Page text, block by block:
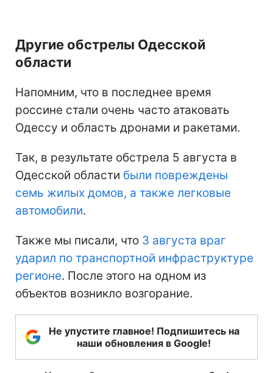
Другие обстрелы Одесской
области
Напомним, что в последнее время
россине стали очень часто атаковать
Одессу и область дронами и ракетами.
Так, в результате обстрела 5 августа в
Одесской области были повреждены
семь жилых домов, а также легковые
автомобили.
Также мы писали, что 3 августа враг
ударил по транспортной инфраструктуре
регионе. После этого на одном из
объектов возникло возгорание.
Не упустите главное! Подпишитесь на
наши обновления в Google!